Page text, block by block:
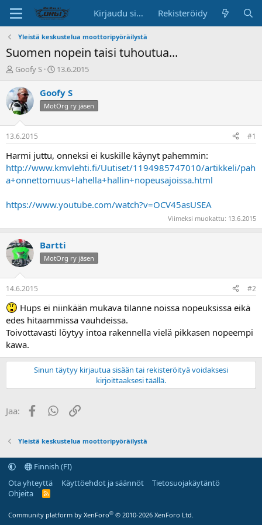
Kirjaudu sisään Rekisteröidy
Yleistä keskustelua moottoripyöräilystä
Suomen nopein taisi tuhoutua...
K
s
k
u
s
t
e
l
u
n
a
o
t
t
a
j
a
Goofy S
A
o
i
t
p
ä
v
ä
13.6.2015
Goofy S
MotOrg ry jäsen
13.6.2015 #1
Harmi juttu, onneksi ei kuskille käynyt pahemmin:
http://www.kmvlehti.fi/Uutiset/1194985747010/artikkeli/pah
a+onnettomuus+lahella+hallin+nopeusajoissa.html
https://www.youtube.com/watch?v=OCV45asUSEA
Viimeksi muokattu: 13.6.2015
Bartti
MotOrg ry jäsen
14.6.2015 #2
Hups ei niinkään mukava tilanne noissa nopeuksissa eikä
edes hitaammissa vauhdeissa.
Toivottavasti löytyy intoa rakennella vielä pikkasen nopeempi
kawa.
Sinun täytyy kirjautua sisään tai rekisteröityä voidaksesi
kirjoittaaksesi täällä.
Jaa: FacebookWhatsApp
Linkki
Yleistä keskustelua moottoripyöräilystä
Finnish (FI)
Ota yhteyttä
Käyttöehdot ja säännöt
Tietosuojakäytäntö
Ohjeita
R
Community platform by XenForo® © 2010-2026 XenForo Ltd.